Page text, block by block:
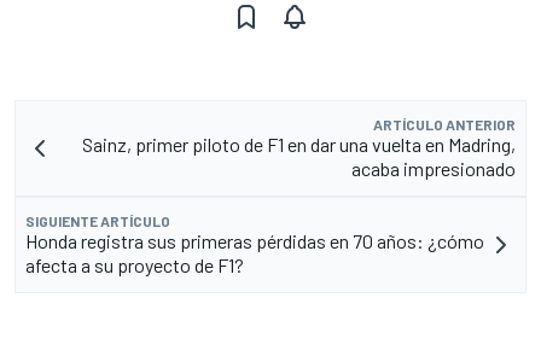
ARTÍCULO ANTERIOR
Sainz, primer piloto de F1 en dar una vuelta en Madring,
acaba impresionado
SIGUIENTE ARTÍCULO
Honda registra sus primeras pérdidas en 70 años: ¿cómo
afecta a su proyecto de F1?